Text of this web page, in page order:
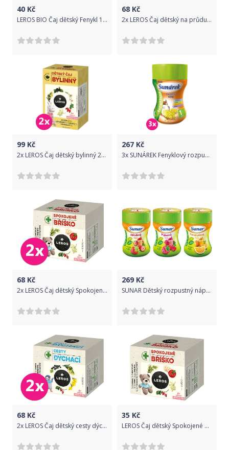
40 Kč
LEROS BIO Čaj dětský Fenykl 10x1,5g
68 Kč
2x LEROS Čaj dětský na průdušky 10x1,5g
99 Kč
2x LEROS Čaj dětský bylinný 20x1,8g
267 Kč
3x SUNÁREK Fenyklový rozpustný nápoj (200 g)
68 Kč
2x LEROS Čaj dětský Spokojené bříško 10x2g
269 Kč
SUNAR Dětský rozpustný nápoj ochutnávkové balení (3x200 g)
68 Kč
2x LEROS Čaj dětský cesty dýchací 10x2g
35 Kč
LEROS Čaj dětský Spokojené bříško 10x2g